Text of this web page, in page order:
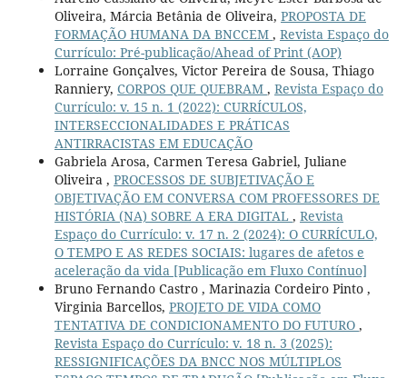
Oliveira, Márcia Betânia de Oliveira, PROPOSTA DE
FORMAÇÃO HUMANA DA BNCCEM , Revista Espaço do
Currículo: Pré-publicação/Ahead of Print (AOP)
Lorraine Gonçalves, Victor Pereira de Sousa, Thiago
Ranniery, CORPOS QUE QUEBRAM , Revista Espaço do
Currículo: v. 15 n. 1 (2022): CURRÍCULOS,
INTERSECCIONALIDADES E PRÁTICAS
ANTIRRACISTAS EM EDUCAÇÃO
Gabriela Arosa, Carmen Teresa Gabriel, Juliane
Oliveira , PROCESSOS DE SUBJETIVAÇÃO E
OBJETIVAÇÃO EM CONVERSA COM PROFESSORES DE
HISTÓRIA (NA) SOBRE A ERA DIGITAL , Revista
Espaço do Currículo: v. 17 n. 2 (2024): O CURRÍCULO,
O TEMPO E AS REDES SOCIAIS: lugares de afetos e
aceleração da vida [Publicação em Fluxo Contínuo]
Bruno Fernando Castro , Marinazia Cordeiro Pinto ,
Virginia Barcellos, PROJETO DE VIDA COMO
TENTATIVA DE CONDICIONAMENTO DO FUTURO ,
Revista Espaço do Currículo: v. 18 n. 3 (2025):
RESSIGNIFICAÇÕES DA BNCC NOS MÚLTIPLOS